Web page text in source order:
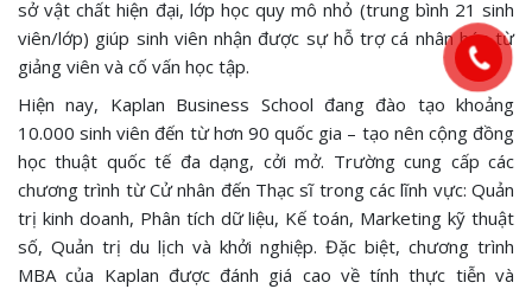
sở vật chất hiện đại, lớp học quy mô nhỏ (trung bình 21 sinh
viên/lớp) giúp sinh viên nhận được sự hỗ trợ cá nhân hóa từ
giảng viên và cố vấn học tập.
Hiện nay, Kaplan Business School đang đào tạo khoảng
10.000 sinh viên đến từ hơn 90 quốc gia – tạo nên cộng đồng
học thuật quốc tế đa dạng, cởi mở. Trường cung cấp các
chương trình từ Cử nhân đến Thạc sĩ trong các lĩnh vực: Quản
trị kinh doanh, Phân tích dữ liệu, Kế toán, Marketing kỹ thuật
số, Quản trị du lịch và khởi nghiệp. Đặc biệt, chương trình
MBA của Kaplan được đánh giá cao về tính thực tiễn và